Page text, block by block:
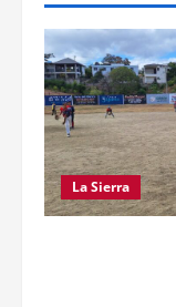
La Sierra